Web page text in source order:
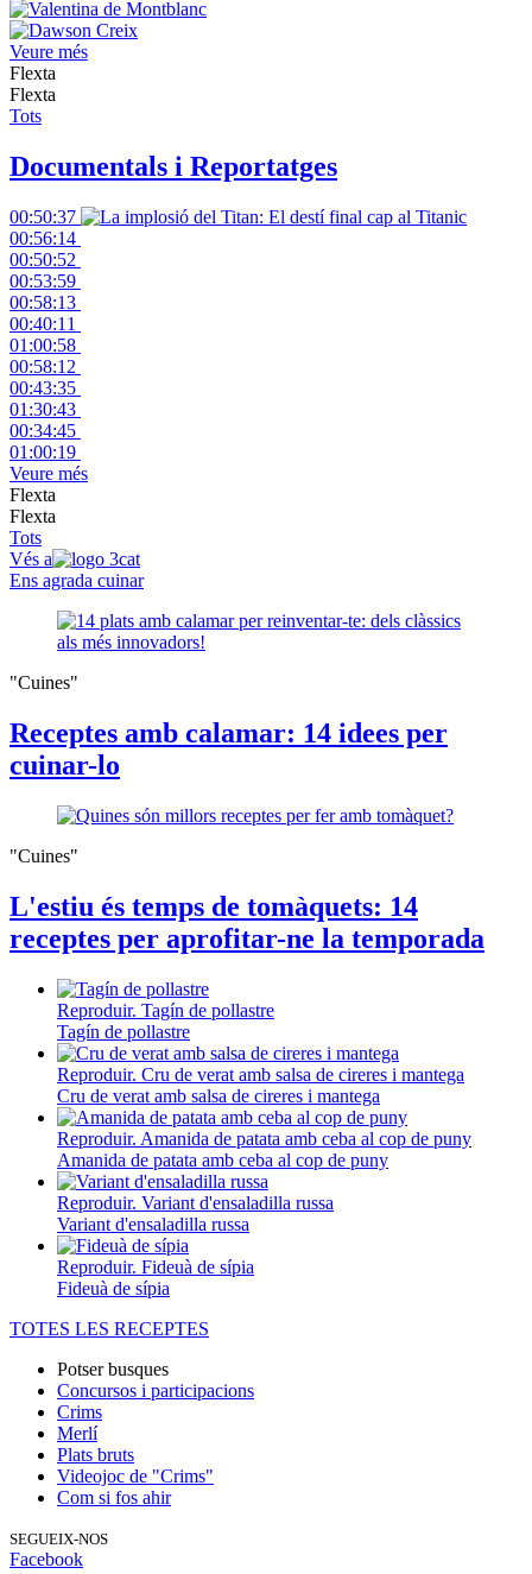
Veure més
Flexta
Flexta
Tots
Documentals i Reportatges
00:50:37
00:56:14
00:50:52
00:53:59
00:58:13
00:40:11
01:00:58
00:58:12
00:43:35
01:30:43
00:34:45
01:00:19
Veure més
Flexta
Flexta
Tots
Vés a
Ens agrada cuinar
"Cuines"
Receptes amb calamar: 14 idees per
cuinar-lo
"Cuines"
L'estiu és temps de tomàquets: 14
receptes per aprofitar-ne la temporada
Reproduir. Tagín de pollastre
Tagín de pollastre
Reproduir. Cru de verat amb salsa de cireres i mantega
Cru de verat amb salsa de cireres i mantega
Reproduir. Amanida de patata amb ceba al cop de puny
Amanida de patata amb ceba al cop de puny
Reproduir. Variant d'ensaladilla russa
Variant d'ensaladilla russa
Reproduir. Fideuà de sípia
Fideuà de sípia
TOTES LES RECEPTES
Potser busques
Concursos i participacions
Crims
Merlí
Plats bruts
Videojoc de "Crims"
Com si fos ahir
SEGUEIX-NOS
Facebook